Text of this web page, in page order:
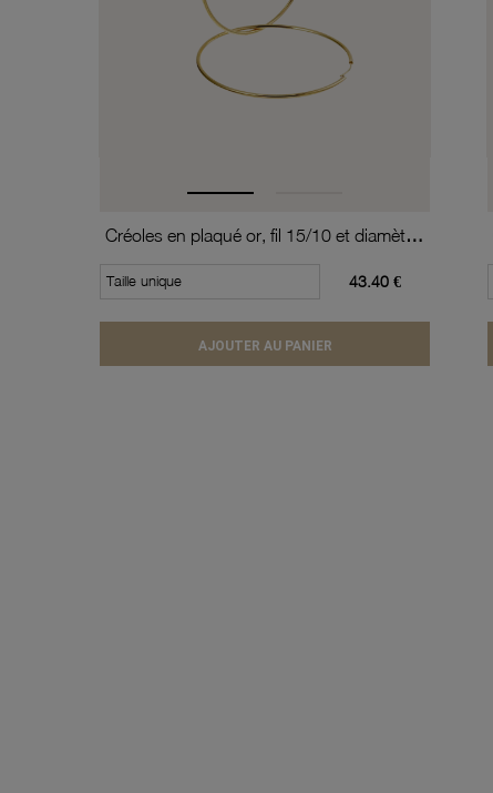
Créoles en plaqué or, fil 15/10 et diamètre 60 mm
Taille unique 43.40 €
AJOUTER AU PANIER